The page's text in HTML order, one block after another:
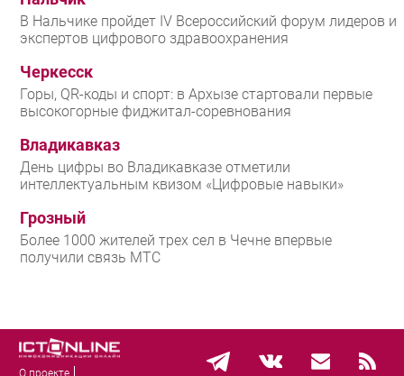
В Нальчике пройдет IV Всероссийский форум лидеров и
экспертов цифрового здравоохранения
Черкесск
Горы, QR-коды и спорт: в Архызе стартовали первые
высокогорные фиджитал-соревнования
Владикавказ
День цифры во Владикавказе отметили
интеллектуальным квизом «Цифровые навыки»
Грозный
Более 1000 жителей трех сел в Чечне впервые
получили связь МТС
О проекте